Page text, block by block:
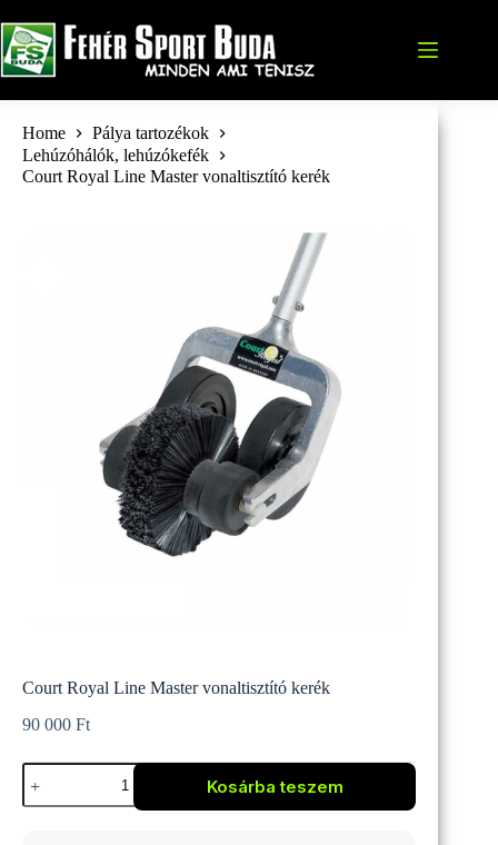
to
content
Home
Pálya tartozékok
Lehúzóhálók, lehúzókefék
Court Royal Line Master vonaltisztító kerék
Court Royal Line Master vonaltisztító kerék
90 000 Ft
Court
Royal
Line
Kosárba teszem